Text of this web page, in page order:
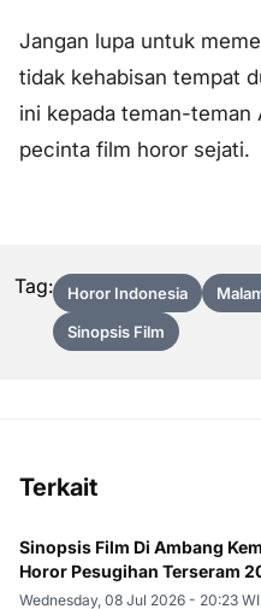
Jangan lupa untuk
tidak kehabisan tempat
ini kepada teman-teman
pecinta film horor sejati.
Tag: Horor Indonesia
Sinopsis Film
Terkait
Sinopsis Film Di Ambang
Horor Pesugihan Terseram
Wednesday, 08 Jul 2026 - 20:23